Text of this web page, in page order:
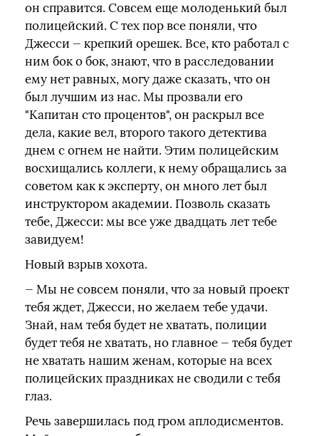
он справится. Совсем еще молоденький был
полицейский. С тех пор все поняли, что
Джесси — крепкий орешек. Все, кто работал с
ним бок о бок, знают, что в расследовании
ему нет равных, могу даже сказать, что он
был лучшим из нас. Мы прозвали его
"Капитан сто процентов", он раскрыл все
дела, какие вел, второго такого детектива
днем с огнем не найти. Этим полицейским
восхищались коллеги, к нему обращались за
советом как к эксперту, он много лет был
инструктором академии. Позволь сказать
тебе, Джесси: мы все уже двадцать лет тебе
завидуем!
Новый взрыв хохота.
— Мы не совсем поняли, что за новый проект
тебя ждет, Джесси, но желаем тебе удачи.
Знай, нам тебя будет не хватать, полиции
будет тебя не хватать, но главное — тебя будет
не хватать нашим женам, которые на всех
полицейских праздниках не сводили с тебя
глаз.
Речь завершилась под гром аплодисментов.